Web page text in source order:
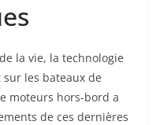
la vie, la technologie
les bateaux de
moteurs hors-bord a
de ces dernières